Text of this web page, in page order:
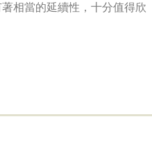
相當的延續性，十分值得欣